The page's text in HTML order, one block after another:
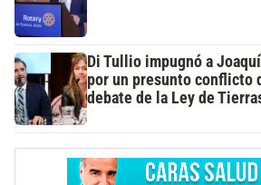
Di Tullio impugnó a
por un presunto conflicto
debate de la Ley de